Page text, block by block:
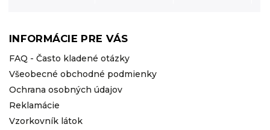
INFORMÁCIE PRE VÁS
FAQ - Často kladené otázky
Všeobecné obchodné podmienky
Ochrana osobných údajov
Reklamácie
Vzorkovník látok